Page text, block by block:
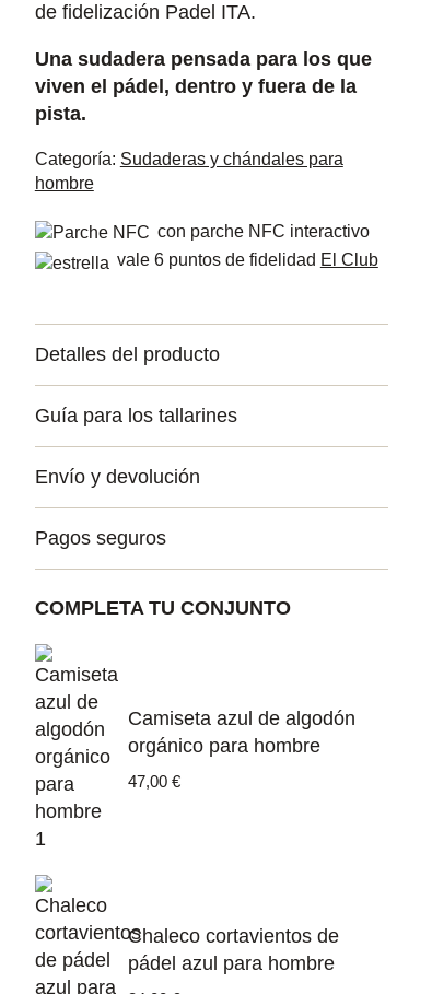
de fidelización Padel ITA.
Una sudadera pensada para los que
viven el pádel, dentro y fuera de la
pista.
Categoría: Sudaderas y chándales para
hombre
con parche NFC interactivo
vale 6 puntos de fidelidad El Club
Detalles del producto
Guía para los tallarines
Envío y devolución
Pagos seguros
COMPLETA TU CONJUNTO
Camiseta azul de algodón
orgánico para hombre
47,00 €
Chaleco cortavientos de
pádel azul para hombre